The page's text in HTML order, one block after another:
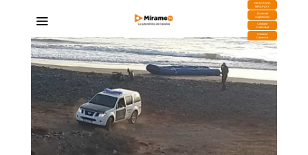
DESCARGA
MIRAPLAY
Buzón de
Sugerencias
Contratar
Publicidad
Contacto
Comercial